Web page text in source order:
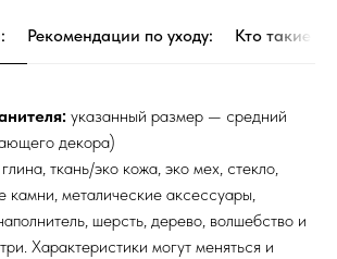
Рекомендации по уходу: Кто такие
указанный размер — средний
декора)
глина, ткань/эко кожа, эко мех, стекло,
камни, металические аксессуары,
шерсть, дерево, волшебство и
Характеристики могут меняться и